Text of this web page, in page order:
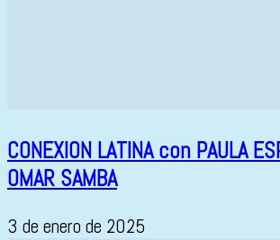
CONEXION LATINA con PAULA
OMAR SAMBA
3 de enero de 2025